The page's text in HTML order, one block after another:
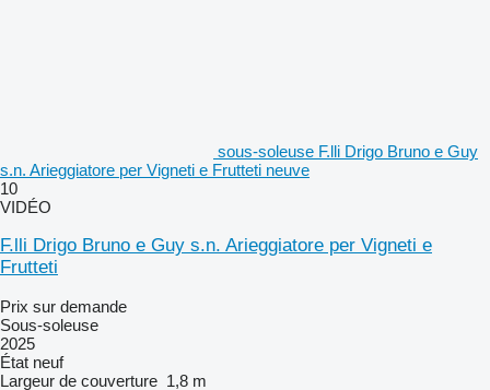
sous-soleuse F.lli Drigo Bruno e Guy
s.n. Arieggiatore per Vigneti e Frutteti neuve
10
VIDÉO
F.lli Drigo Bruno e Guy s.n. Arieggiatore per Vigneti e
Frutteti
Prix sur demande
Sous-soleuse
2025
État neuf
Largeur de couverture 1,8 m